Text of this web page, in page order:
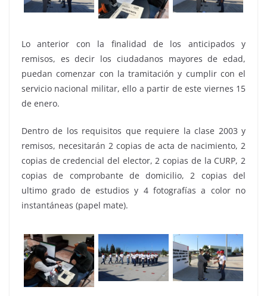
Lo anterior con la finalidad de los anticipados y
remisos, es decir los ciudadanos mayores de edad,
puedan comenzar con la tramitación y cumplir con el
servicio nacional militar, ello a partir de este viernes 15
de enero.
Dentro de los requisitos que requiere la clase 2003 y
remisos, necesitarán 2 copias de acta de nacimiento, 2
copias de credencial del elector, 2 copias de la CURP, 2
copias de comprobante de domicilio, 2 copias del
ultimo grado de estudios y 4 fotografías a color no
instantáneas (papel mate).